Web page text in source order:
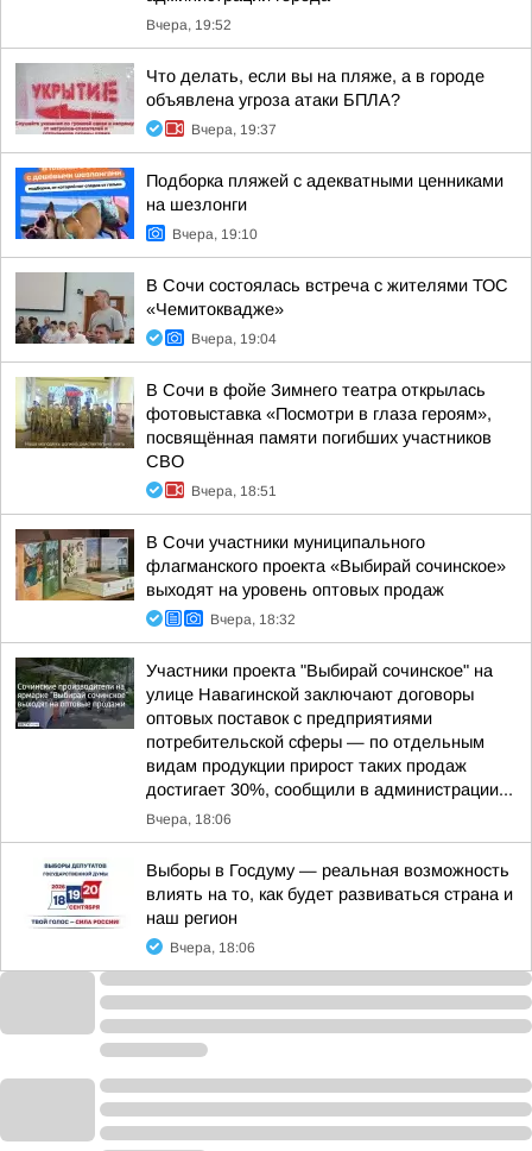
Вчера, 19:52
Что делать, если вы на пляже, а в городе
объявлена угроза атаки БПЛА?
Вчера, 19:37
Подборка пляжей с адекватными ценниками
на шезлонги
Вчера, 19:10
В Сочи состоялась встреча с жителями ТОС
«Чемитоквадже»
Вчера, 19:04
В Сочи в фойе Зимнего театра открылась
фотовыставка «Посмотри в глаза героям»,
посвящённая памяти погибших участников
СВО
Вчера, 18:51
В Сочи участники муниципального
флагманского проекта «Выбирай сочинское»
выходят на уровень оптовых продаж
Вчера, 18:32
Участники проекта "Выбирай сочинское" на
улице Навагинской заключают договоры
оптовых поставок с предприятиями
потребительской сферы — по отдельным
видам продукции прирост таких продаж
достигает 30%, сообщили в администрации...
Вчера, 18:06
Выборы в Госдуму — реальная возможность
влиять на то, как будет развиваться страна и
наш регион
Вчера, 18:06